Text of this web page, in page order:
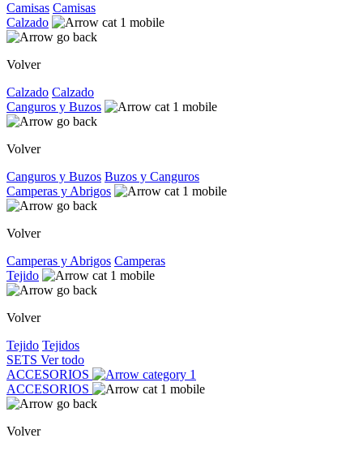
Camisas Camisas
Calzado
Volver
Calzado Calzado
Canguros y Buzos
Volver
Canguros y Buzos Buzos y Canguros
Camperas y Abrigos
Volver
Camperas y Abrigos Camperas
Tejido
Volver
Tejido Tejidos
SETS Ver todo
ACCESORIOS
ACCESORIOS
Volver